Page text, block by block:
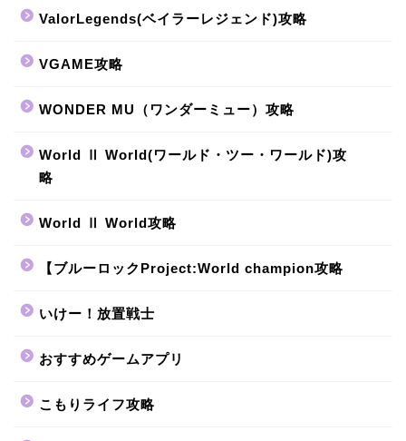
ValorLegends(ベイラーレジェンド)攻略
VGAME攻略
WONDER MU（ワンダーミュー）攻略
World Ⅱ World(ワールド・ツー・ワールド)攻
略
World Ⅱ World攻略
【ブルーロックProject:World champion攻略
いけー！放置戦士
おすすめゲームアプリ
こもりライフ攻略